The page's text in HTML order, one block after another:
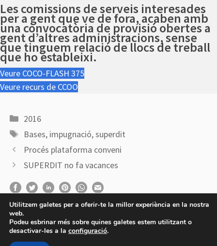
Les comissions de serveis interesades
per a gent que ve de fora, acaben amb
una convocatòria de provisió obertes a
gent d’altres administracions, sense
que tinguem relació de llocs de treball
que ho estableixi.
Veure COCO-FLASH 375
Veure recurs de CCOO
Categories
2016
Etiquetes
Bases, impugnació,superdit
Procés plataforma conveni
SUPERDIT no fa vacances
Utilitzem galetes per a oferir-te la millor experiència en la nostra
web.
Podeu esbrinar més sobre quines galetes estem utilitzant o
desactivar-les a la configuració.